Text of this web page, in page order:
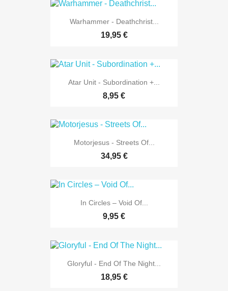
Warhammer - Deathchrist...
19,95 €
Atar Unit - Subordination +...
8,95 €
Motorjesus - Streets Of...
34,95 €
In Circles – Void Of...
9,95 €
Gloryful - End Of The Night...
18,95 €